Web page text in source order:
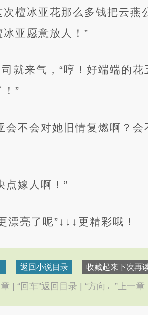
檀冰亚花那么多钱把云燕
亚愿意放人！”
就来气，“哼！好端端的花
”
不会对她旧情复燃啊？会
点嫁人啊！”
亮了呢”↓↓↓更精彩哦！
返回小说目录 收藏起来下次再
| “回车”返回目录 | “方向←”上一章